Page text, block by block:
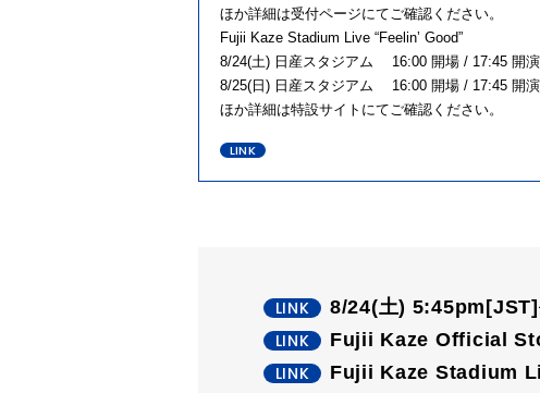
ほか詳細は受付ページにてご確認ください。
Fujii Kaze Stadium Live “Feelin’ Good”
8/24(土) 日産スタジアム 16:00 開場 / 17:45 開
8/25(日) 日産スタジアム 16:00 開場 / 17:45 開
ほか詳細は特設サイトにてご確認ください。
8/24(土)
Fujii Kaze Official
Fujii Kaze Stadium